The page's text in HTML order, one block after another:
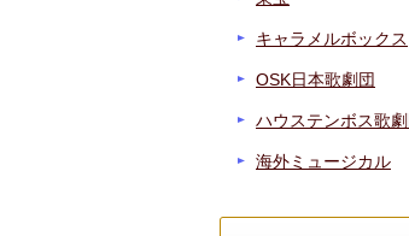
キャラメルボックス
OSK日本歌劇団
ハウステンボス歌劇
海外ミュージカル